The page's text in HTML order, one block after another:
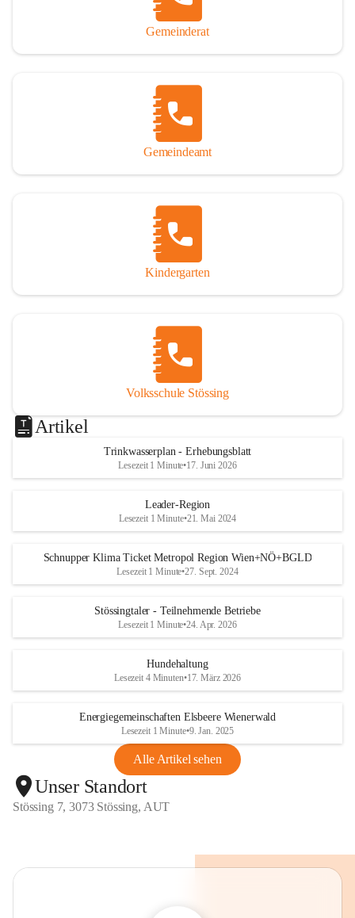
Gemeinderat
Gemeindeamt
Kindergarten
Volksschule Stössing
Artikel
Trinkwasserplan - Erhebungsblatt
Lesezeit 1 Minute•17. Juni 2026
Leader-Region
Lesezeit 1 Minute•21. Mai 2024
Schnupper Klima Ticket Metropol Region Wien+NÖ+BGLD
Lesezeit 1 Minute•27. Sept. 2024
Stössingtaler - Teilnehmende Betriebe
Lesezeit 1 Minute•24. Apr. 2026
Hundehaltung
Lesezeit 4 Minuten•17. März 2026
Energiegemeinschaften Elsbeere Wienerwald
Lesezeit 1 Minute•9. Jan. 2025
Alle Artikel sehen
Unser Standort
Stössing 7, 3073 Stössing, AUT